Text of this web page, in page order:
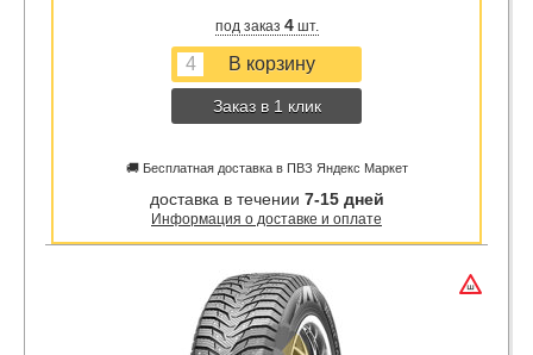
под заказ 4шт.
Заказ в 1 клик
🚚 Бесплатная доставка в ПВЗ Яндекс Маркет
доставка в течении 7-15 дней
Информация о доставке и оплате